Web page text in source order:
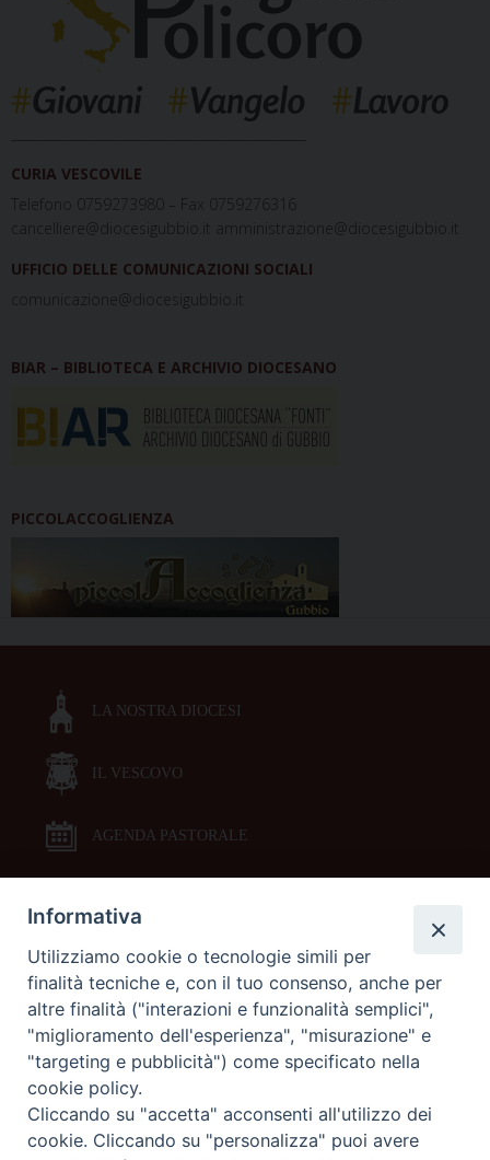
CURIA VESCOVILE
Telefono 0759273980 – Fax 0759276316
cancelliere@diocesigubbio.it amministrazione@diocesigubbio.it
UFFICIO DELLE COMUNICAZIONI SOCIALI
comunicazione@diocesigubbio.it
BIAR – BIBLIOTECA E ARCHIVIO DIOCESANO
PICCOLACCOGLIENZA
LA NOSTRA DIOCESI
IL VESCOVO
AGENDA PASTORALE
DOCUMENTI PASTORALI
ORARI MESSE
LITURGIA DELLE ORE
GALLERIE FOTOGRAFICHE
Informativa
Utilizziamo cookie o tecnologie simili per
finalità tecniche e, con il tuo consenso, anche per
altre finalità ("interazioni e funzionalità semplici",
"miglioramento dell'esperienza", "misurazione" e
"targeting e pubblicità") come specificato nella
cookie policy.
Cliccando su "accetta" acconsenti all'utilizzo dei
cookie. Cliccando su "personalizza" puoi avere